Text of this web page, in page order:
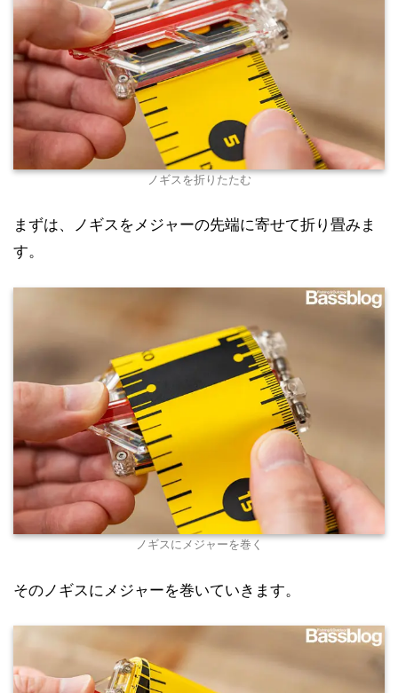
ノギスを折りたたむ
まずは、ノギスをメジャーの先端に寄せて折り畳みま
す。
ノギスにメジャーを巻く
そのノギスにメジャーを巻いていきます。